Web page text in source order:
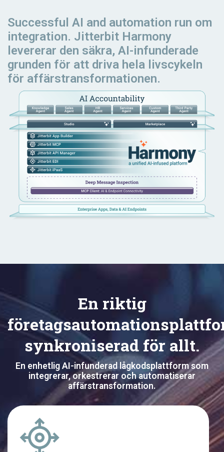
Successful AI and automation run om
integration. Jitterbit Harmony
levererar den säkra, AI-infunderade
grunden för att driva hela livscykeln
för affärstransformationen.
En riktig
synkroniserad för allt.
En enhetlig AI-infunderad lågkodsplattform som
integrerar, orkestrerar och automatiserar
affärstransformation.